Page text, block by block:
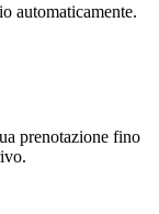
automaticamente.
prenotazione fino